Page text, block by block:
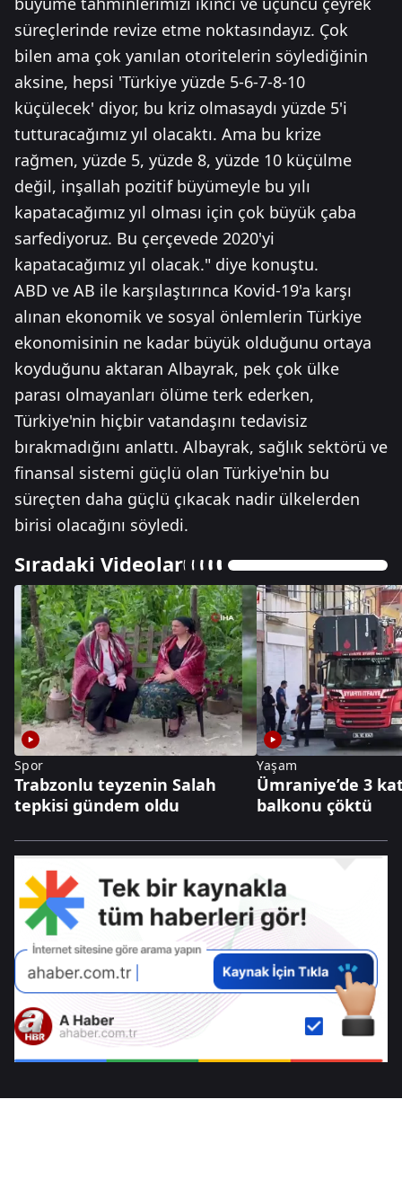
süreçlerinde revize etme noktasındayız. Çok
bilen ama çok yanılan otoritelerin söylediğinin
aksine, hepsi 'Türkiye yüzde 5-6-7-8-10
küçülecek' diyor, bu kriz olmasaydı yüzde 5'i
tutturacağımız yıl olacaktı. Ama bu krize
rağmen, yüzde 5, yüzde 8, yüzde 10 küçülme
değil, inşallah pozitif büyümeyle bu yılı
kapatacağımız yıl olması için çok büyük çaba
sarfediyoruz. Bu çerçevede 2020'yi
kapatacağımız yıl olacak." diye konuştu.
ABD ve AB ile karşılaştırınca Kovid-19'a karşı
alınan ekonomik ve sosyal önlemlerin Türkiye
ekonomisinin ne kadar büyük olduğunu ortaya
koyduğunu aktaran Albayrak, pek çok ülke
parası olmayanları ölüme terk ederken,
Türkiye'nin hiçbir vatandaşını tedavisiz
bırakmadığını anlattı. Albayrak, sağlık sektörü ve
finansal sistemi güçlü olan Türkiye'nin bu
süreçten daha güçlü çıkacak nadir ülkelerden
birisi olacağını söyledi.
Sıradaki Videolar
Spor
Trabzonlu teyzenin Salah
tepkisi gündem oldu
Yaşam
Ümraniye’de 3
balkonu çöktü